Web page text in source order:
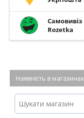
Самовивіз
Rozetka
Наявність в магазинах